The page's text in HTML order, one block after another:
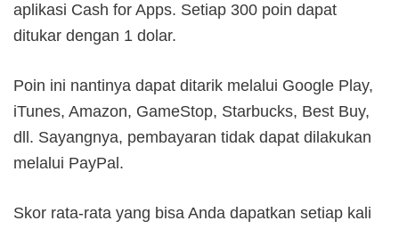
aplikasi Cash for Apps. Setiap 300 poin dapat
ditukar dengan 1 dolar.
Poin ini nantinya dapat ditarik melalui Google Play,
iTunes, Amazon, GameStop, Starbucks, Best Buy,
dll. Sayangnya, pembayaran tidak dapat dilakukan
melalui PayPal.
Skor rata-rata yang bisa Anda dapatkan setiap kali